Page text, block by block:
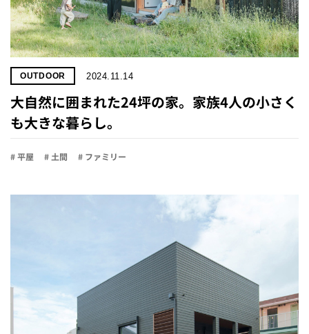
OUTDOOR 2024.11.14
大自然に囲まれた24坪の家。家族4人の小さく
も大きな暮らし。
# 平屋 # 土間 # ファミリー